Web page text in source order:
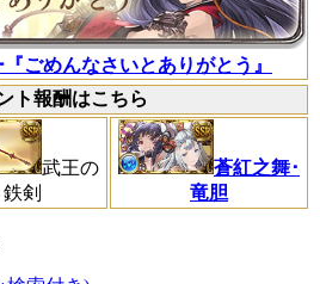
ごめんなさいとありがとう』
ト報酬はこちら
武王の
鉄剣
蒼紅之舞･
竜胆